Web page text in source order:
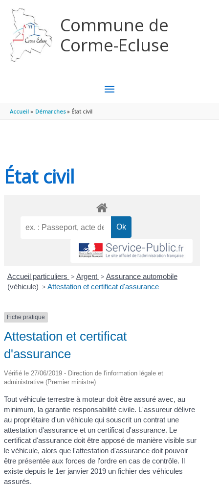
Commune de
Corme-Ecluse
MENU
Accueil Démarches État civil
État civil
Accueil particuliers > Argent > Assurance automobile
(véhicule) > Attestation et certificat d'assurance
Fiche pratique
Attestation et certificat
d'assurance
Vérifié le 27/06/2019 - Direction de l'information légale et
administrative (Premier ministre)
Tout véhicule terrestre à moteur doit être assuré avec, au
minimum, la garantie responsabilité civile. L'assureur délivre
au propriétaire d'un véhicule qui souscrit un contrat une
attestation d'assurance et un certificat d'assurance. Le
certificat d'assurance doit être apposé de manière visible sur
le véhicule, alors que l'attestation d'assurance doit pouvoir
être présentée aux forces de l'ordre en cas de contrôle. Il
existe depuis le 1er janvier 2019 un fichier des véhicules
assurés.